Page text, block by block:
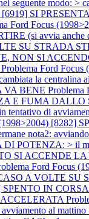
modo: >
[6919] SI
Ford Focus
(si avvia
SU STRADA
NON SI
Problema Ford
la centralina
VA BENE Problema
E FUMA DALLO
di
[8282]
nota2: avviando
POTENZA: > il
SI ACCENDE
Ford Focus
A VOLTE
SPENTO IN
al